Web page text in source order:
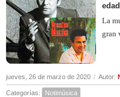
La
gran
jueves, 26 de marzo de 2020 / Autor:
Categorías: Notimúsica